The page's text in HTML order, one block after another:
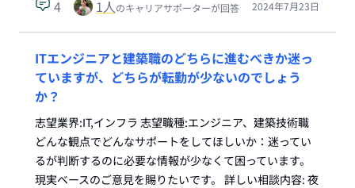
4 1人のキャリアサポーターが回答 2024年7月23日
ITエンジニアと建築職のどちらに進むべきか迷っ
ていますが、どちらが転勤が少ないのでしょう
か？
志望業界:IT,インフラ 志望職種:エンジニア、建築技術職
どんな観点でどんなサポートをしてほしいか：迷ってい
るが判断するのに必要な情報が少なくて困っています。
現実ベースのご意見を賜りたいです。 詳しい相談内容: 夜